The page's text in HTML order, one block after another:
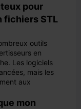
pour
fichiers STL
outils
en
Les logiciels
mais les
aux
mon